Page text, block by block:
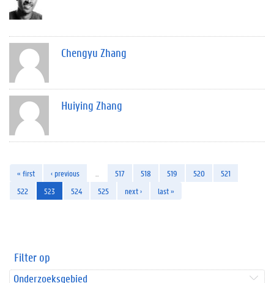
Chengyu Zhang
Huiying Zhang
« first ‹ previous 517 518 519 520
521
522
523 524 525 next › last »
Filter op
Onderzoeksgebied